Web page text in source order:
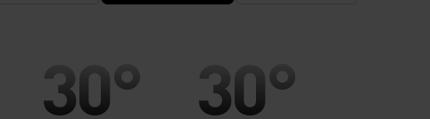
30°
30°